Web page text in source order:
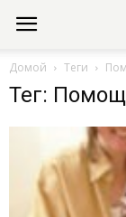
Консультации
психолога
онлайн
Домой Теги
Тег: